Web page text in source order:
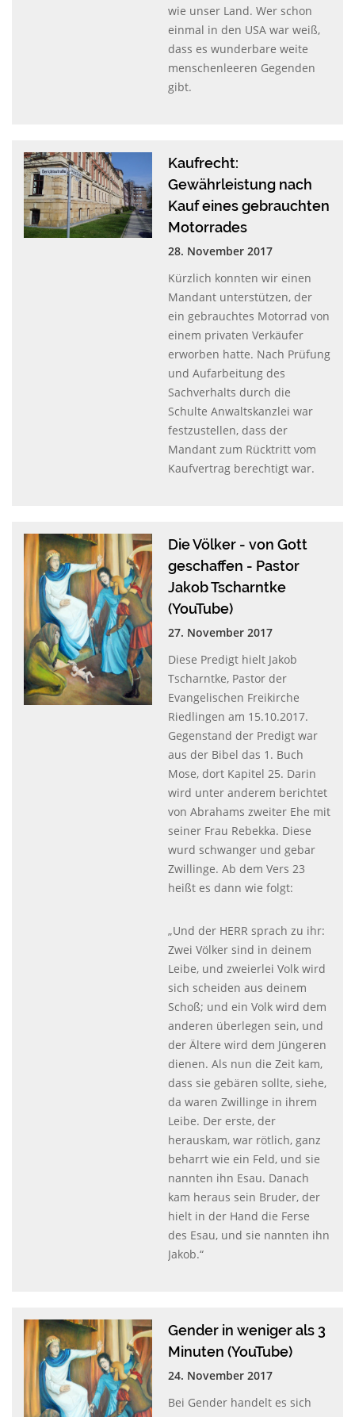
wie unser Land. Wer schon
einmal in den USAwar weiß,
dass es wunderbare weite
menschenleeren Gegenden
gibt.
Kaufrecht:
Gewährleistung nach
Kauf eines gebrauchten
Motorrades
28. November 2017
Kürzlich konnten wir einen
Mandant unterstützen, der
ein gebrauchtes Motorrad von
einem privaten Verkäufer
erworben hatte. Nach Prüfung
und Aufarbeitung des
Sachverhalts durch die
Schulte Anwaltskanzlei war
festzustellen, dass der
Mandant zum Rücktritt vom
Kaufvertrag berechtigt war.
Die Völker - von Gott
geschaffen - Pastor
Jakob Tscharntke
(YouTube)
27. November 2017
Diese Predigt hielt Jakob
Tscharntke, Pastor der
Evangelischen Freikirche
Riedlingen am 15.10.2017.
Gegenstand der Predigt war
aus der Bibel das 1. Buch
Mose, dort Kapitel 25. Darin
wird unter anderem berichtet
von Abrahams zweiter Ehe mit
seiner Frau Rebekka. Diese
wurd schwanger und gebar
Zwillinge. Ab dem Vers 23
heißt es dann wie folgt:
„Und der HERR sprach zu ihr:
Zwei Völker sind in deinem
Leibe, und zweierlei Volk wird
sich scheiden aus deinem
Schoß; und ein Volk wird dem
anderen überlegen sein, und
der Ältere wird dem Jüngeren
dienen. Als nun die Zeit kam,
dass sie gebären sollte, siehe,
da waren Zwillinge in ihrem
Leibe. Der erste, der
herauskam, war rötlich, ganz
beharrt wie ein Feld, und sie
nannten ihn Esau. Danach
kam heraus sein Bruder, der
hielt in der Hand die Ferse
des Esau, und sie nannten ihn
Jakob.“
Gender in weniger als 3
Minuten (YouTube)
24. November 2017
Bei Gender handelt es sich